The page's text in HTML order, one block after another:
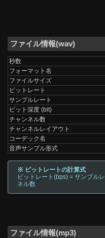
ファイル情報(wav)
秒数
フォーマット名
ファイルサイズ
ビットレート
サンプルレート
ビット深度 (bit)
チャンネル数
チャンネルレイアウト
コーデック名
音声サンプル形式
※ ビットレートの計算式
ビットレート(bps) = サンプル
ネル数
ファイル情報(mp3)